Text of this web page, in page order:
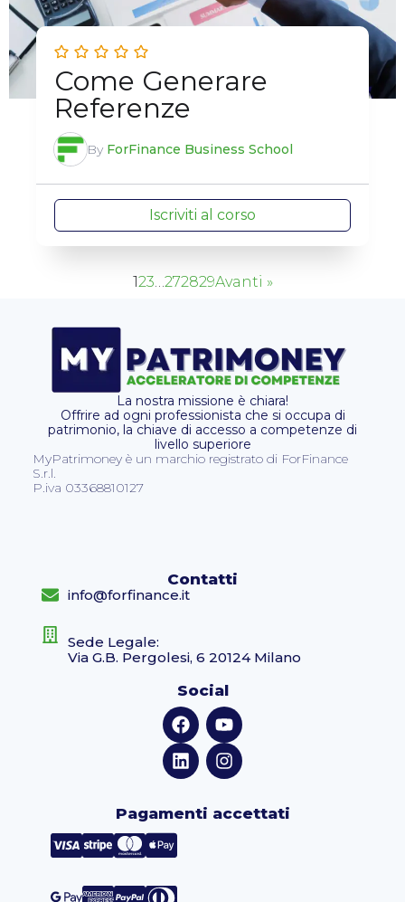
Come Generare
Referenze
By ForFinance Business School
Iscriviti al corso
123…272829Avanti »
La nostra missione è chiara!
Offrire ad ogni professionista che si occupa di
patrimonio, la chiave di accesso a competenze di
livello superiore
MyPatrimoney è un marchio registrato di ForFinance
S.r.l.
P.iva 03368810127
Contatti
info@forfinance.it
Sede Legale:
Via G.B. Pergolesi, 6 20124 Milano
Social
Pagamenti accettati